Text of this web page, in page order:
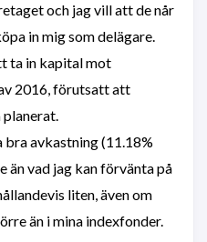
och jag vill att de når
in mig som delägare.
ta in kapital mot
2016, förutsatt att
planerat.
bra avkastning (11.18%
än vad jag kan förvänta på
liten, även om
än i mina indexfonder.